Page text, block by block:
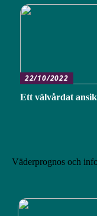
22/10/2022
Ett välvårdat
Väderprognos och